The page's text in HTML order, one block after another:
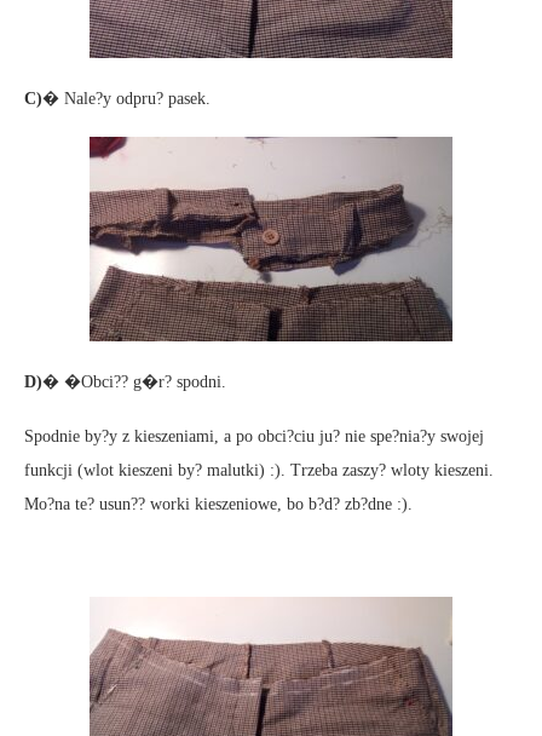
C)� Nale?y odpru? pasek.
D)� �Obci?? g�r? spodni.
Spodnie by?y z kieszeniami, a po obci?ciu ju? nie spe?nia?y swojej
funkcji (wlot kieszeni by? malutki) :). Trzeba zaszy? wloty kieszeni.
Mo?na te? usun?? worki kieszeniowe, bo b?d? zb?dne :).